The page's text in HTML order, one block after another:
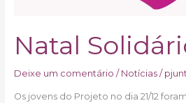
Natal
Deixe um comentário / Notícias/
Os jovens do Projeto no dia 21/12